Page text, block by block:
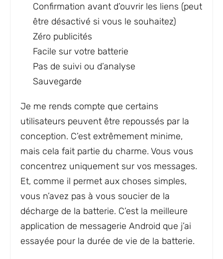
Confirmation avant d’ouvrir les liens (peut
être désactivé si vous le souhaitez)
Zéro publicités
Facile sur votre batterie
Pas de suivi ou d’analyse
Sauvegarde
Je me rends compte que certains
utilisateurs peuvent être repoussés par la
conception. C’est extrêmement minime,
mais cela fait partie du charme. Vous vous
concentrez uniquement sur vos messages.
Et, comme il permet aux choses simples,
vous n’avez pas à vous soucier de la
décharge de la batterie. C’est la meilleure
application de messagerie Android que j’ai
essayée pour la durée de vie de la batterie.